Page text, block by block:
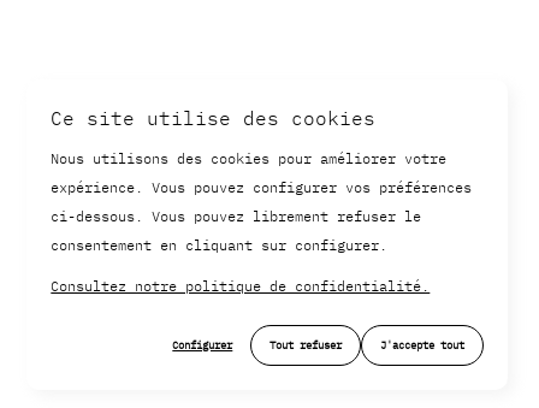
Ce site utilise des cookies
Nous utilisons des cookies pour améliorer votre
expérience. Vous pouvez configurer vos préférences
ci-dessous. Vous pouvez librement refuser le
consentement en cliquant sur configurer.
Consultez notre politique de confidentialité.
Configurer Tout refuser J'accepte tout